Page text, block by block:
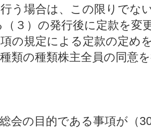
う場合は、この限りでな
３）の発行後に定款を変
の規定による定款の定め
類の種類株主全員の同意
会の目的である事項が（